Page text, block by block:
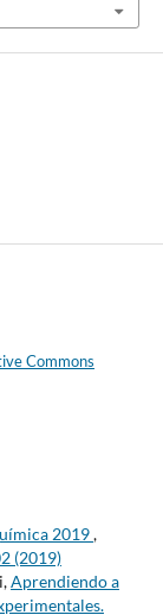
Commons
2019,
(2019)
Aprendiendo a